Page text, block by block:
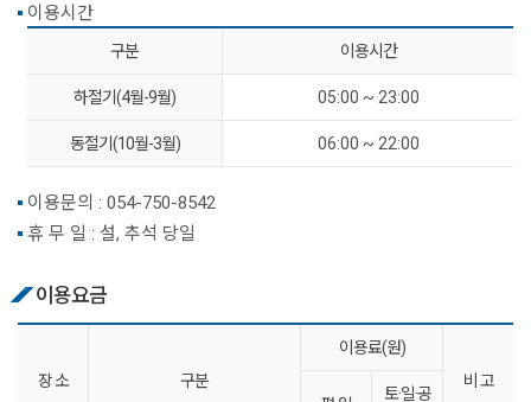
이용시간
구분 이용시간
하절기(4월-9월) 05:00 ~ 23:00
동절기(10월-3월) 06:00 ~ 22:00
이용문의 : 054-750-8542
휴 무 일 : 설, 추석 당일
이용요금
장 소 구분
이용료(원)
비 고
토·일·공